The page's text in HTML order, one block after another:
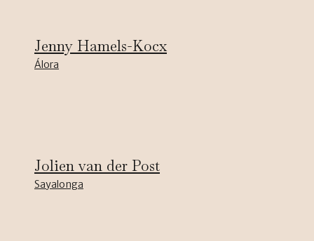
Jenny Hamels-Kocx
Álora
Jolien van der Post
Sayalonga